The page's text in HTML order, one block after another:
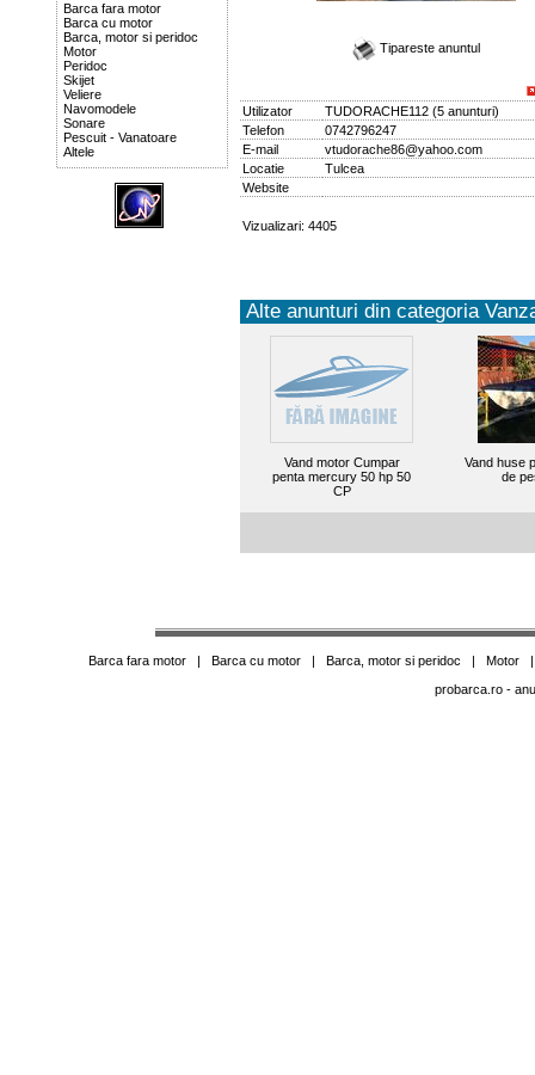
Barca fara motor
Barca cu motor
Barca, motor si peridoc
Motor
Peridoc
Skijet
Veliere
Navomodele
Sonare
Pescuit - Vanatoare
Altele
Tipareste anuntul
Utilizator TUDORACHE112(5 anunturi)
Telefon
0742796247
E-mail
vtudorache86@yahoo.com
Locatie
Tulcea
Website
Vizualizari: 4405
Alte anunturi din categoria
Vand motor Cumpar
penta mercury 50 hp 50
CP
Vand huse
de
Barca fara motor| Barca cu motor| Barca, motor si peridoc | Motor
probarca.ro-